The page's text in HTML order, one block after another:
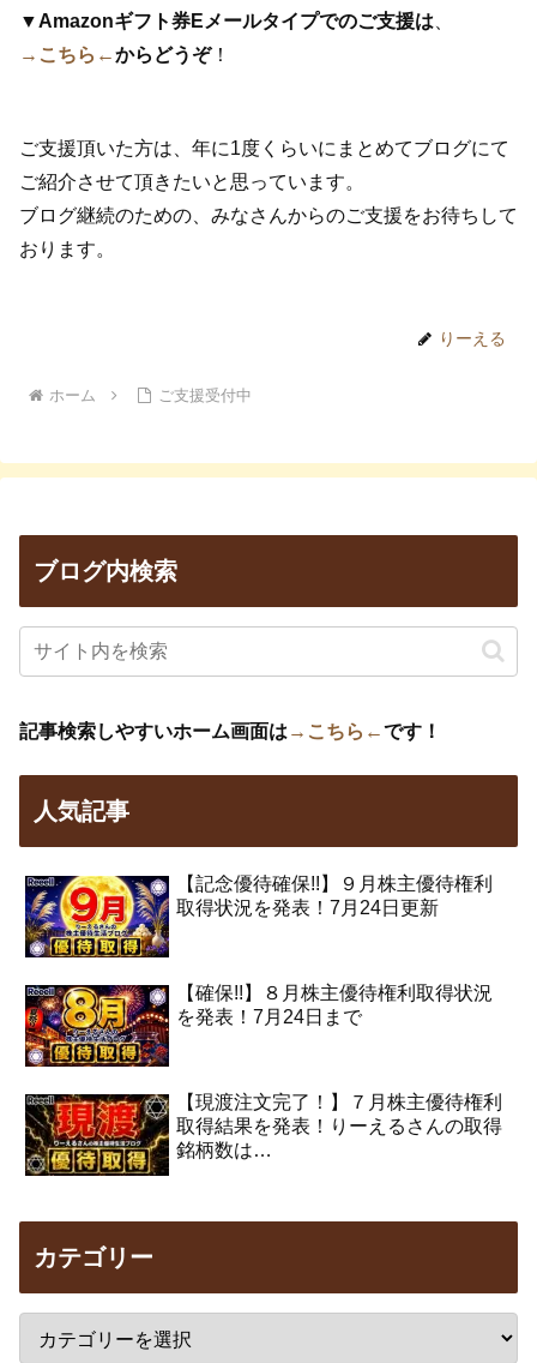
▼Amazonギフト券Eメールタイプでのご支援は
→ こちら←からどうぞ！
ご支援頂いた方は、年に1度くらいにまとめてブログにて
ご紹介させて頂きたいと思っています。
ブログ継続のための、みなさんからのご支援をお待ちして
おります。
りーえる
ホーム ご支援受付中
ブログ内検索
記事検索しやすいホーム画面は →こちら←です！
人気記事
【記念優待確保!!】９月株主優待権利
取得状況を発表！7月24日更新
【確保!!】８月株主優待権利取得状況
を発表！7月24日まで
【現渡注文完了！】７月株主優待権利
取得結果を発表！りーえるさんの取得
銘柄数は…
カテゴリー